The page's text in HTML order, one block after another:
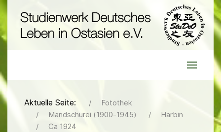
Aktuelle Seite:
Fotothek
Mandschurei (1900-1945)
Harbin
Ca 1924